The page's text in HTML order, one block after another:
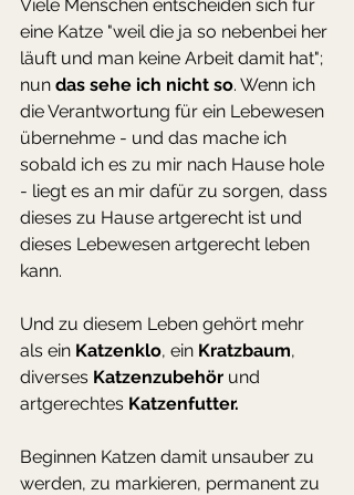
Viele Menschen entscheiden sich für
eine Katze "weil die ja so nebenbei her
läuft und man keine Arbeit damit hat";
nun das sehe ich nicht so. Wenn ich
die Verantwortung für ein Lebewesen
übernehme - und das mache ich
sobald ich es zu mir nach Hause hole
- liegt es an mir dafür zu sorgen, dass
dieses zu Hause artgerecht ist und
dieses Lebewesen artgerecht leben
kann.
Und zu diesem Leben gehört mehr
als ein Katzenklo, ein Kratzbaum,
diverses Katzenzubehör und
artgerechtes Katzenfutter.
Beginnen Katzen damit unsauber zu
werden, zu markieren, permanent zu